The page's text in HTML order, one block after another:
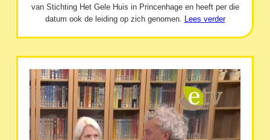
van Stichting Het Gele Huis in Princenhage en heeft per die
datum ook de leiding op zich genomen. Lees verder